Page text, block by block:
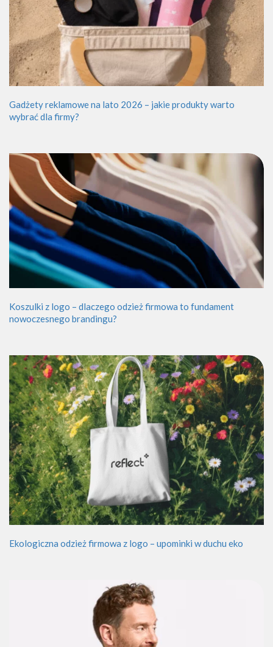
Gadżety reklamowe na lato 2026 – jakie produkty warto
wybrać dla firmy?
Koszulki z logo – dlaczego odzież firmowa to fundament
nowoczesnego brandingu?
Ekologiczna odzież firmowa z logo – upominki w duchu eko